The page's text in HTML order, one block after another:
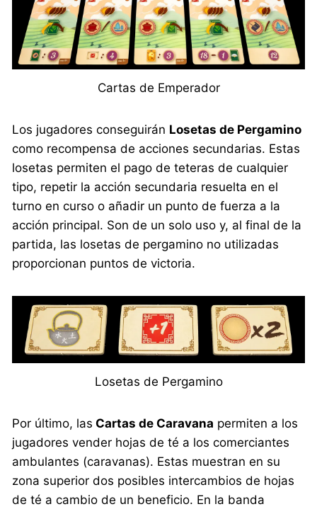
Cartas de Emperador
Los jugadores conseguirán Losetas de Pergamino
como recompensa de acciones secundarias. Estas
losetas permiten el pago de teteras de cualquier
tipo, repetir la acción secundaria resuelta en el
turno en curso o añadir un punto de fuerza a la
acción principal. Son de un solo uso y, al final de la
partida, las losetas de pergamino no utilizadas
proporcionan puntos de victoria.
Losetas de Pergamino
Por último, las Cartas de Caravana permiten a los
jugadores vender hojas de té a los comerciantes
ambulantes (caravanas). Estas muestran en su
zona superior dos posibles intercambios de hojas
de té a cambio de un beneficio. En la banda